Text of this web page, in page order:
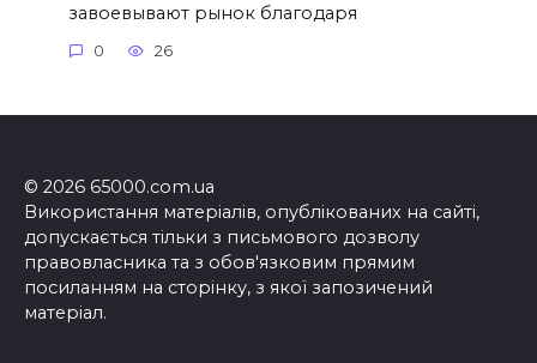
завоевывают рынок благодаря
0 26
© 2026 65000.com.ua
Використання матеріалів, опублікованих на сайті,
допускається тільки з письмового дозволу
правовласника та з обов'язковим прямим
посиланням на сторінку, з якої запозичений
матеріал.